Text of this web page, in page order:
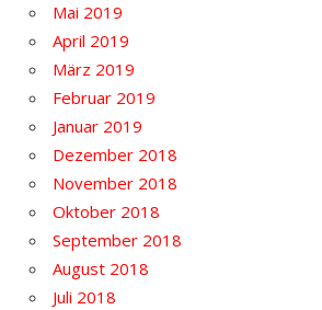
Mai 2019
April 2019
März 2019
Februar 2019
Januar 2019
Dezember 2018
November 2018
Oktober 2018
September 2018
August 2018
Juli 2018